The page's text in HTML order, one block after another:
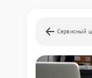
Сервисный